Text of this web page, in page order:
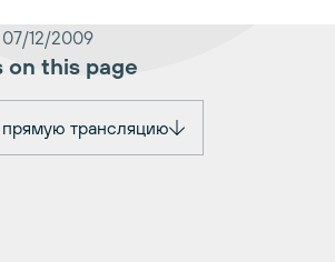
07/12/2009
this page
трансляцию